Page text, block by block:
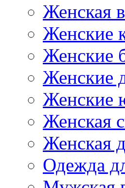
Женская
Женские
Женские
Женские
Женские
Женская
Женская
Одежда